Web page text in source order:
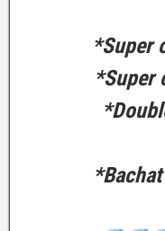
*Super
*Super